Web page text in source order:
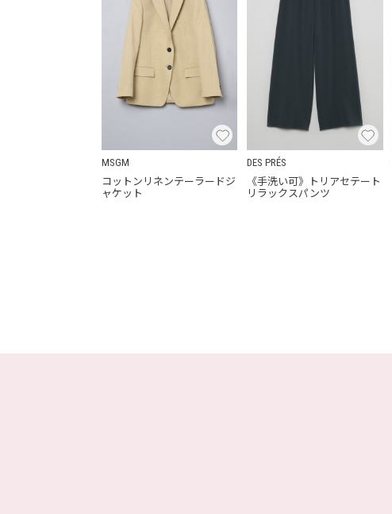
MSGM
コットンリネンテーラードジ
ャケット
DES PRÉS
《手洗い可》トリアセテート
リラックスパンツ